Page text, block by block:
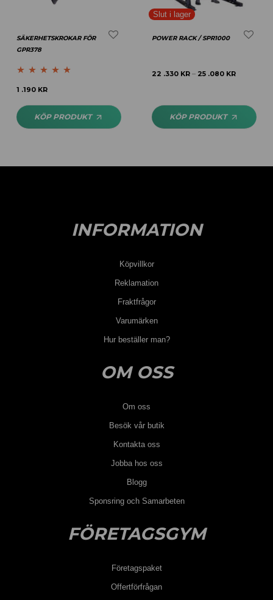
SÄKERHETSKROKAR FÖR
GPR378
Betygsatt
1 .190 KR
KÖP PRODUKT
POWER RACK / SPR1000
22 .330 KR – 25 .080 KR
KÖP PRODUKT
INFORMATION
Köpvillkor
Reklamation
Fraktfrågor
Varumärken
Hur beställer man?
OM OSS
Om oss
Besök vår butik
Kontakta oss
Jobba hos oss
Blogg
Sponsring och Samarbeten
FÖRETAGSGYM
Företagspaket
Offertförfrågan